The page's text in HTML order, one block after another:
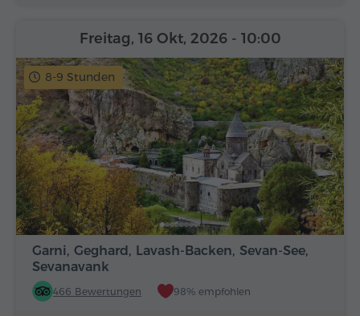
8-9 Stunden
Garni, Geghard, Lavash-Backen, Sevan-See,
Sevanavank
466 Bewertungen 98% empfohlen
Freitag, 16 Okt, 2026 - 10:00